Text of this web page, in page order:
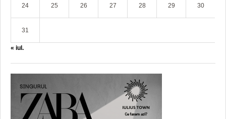
24 25 26 27 28 29 30
31
« iul.